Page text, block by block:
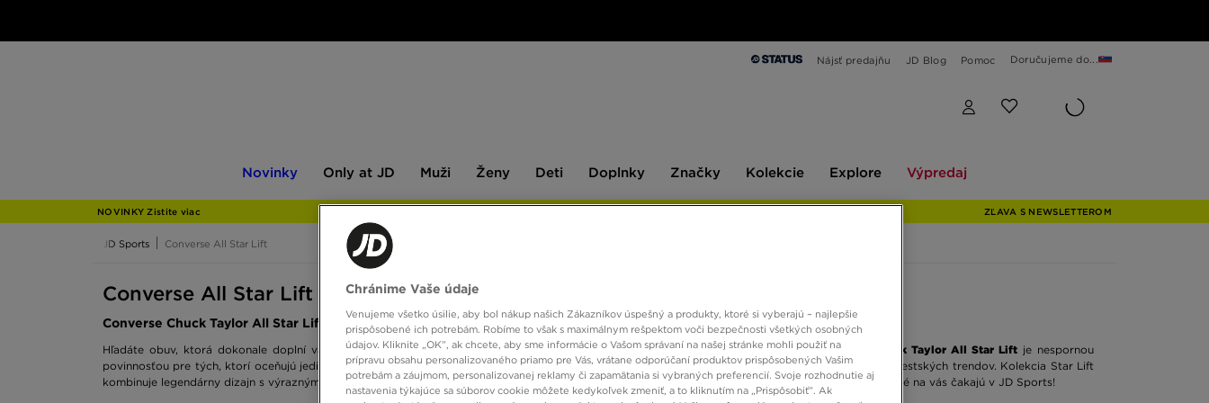
Nájsť predajňu JD Blog Pomoc Doručujeme do...
Novinky
JD
Only at JD Muži Ženy Deti Doplnky Značky Kolekcie Explore Výpredaj
NOVINKY Zistite viac ZĽAVA S NEWSLETTEROM
JD Sports Converse All Star Lift
Converse All Star Lift
Converse Chuck Taylor All Star Lift v JD Sports
Hľadáte obuv, ktorá dokonale doplní váš jedinečný štýl? Niečo iné ako sú klasické tenisky? Máme niečo, čo vás určite zaujme.Converse Chuck Taylor All Star Liftje nespornou
povinnosťou pre tých, ktorí oceňujú jedinečnosť a pohodlie. Legendárne tenisky Chuck Taylor All Star dostali modernú podobu, ktorá zapadá do mestských trendov. Kolekcia Star Lift
kombinuje legendárny dizajn s výrazným spracovaním, vďaka ktorému sa stane nevyhnutnou súčasťou každého šatníka. Objavte všetky varianty, ktoré na vás čakajú v JD Sports!
Chránime Vaše údaje
Venujeme všetko úsilie, aby bol nákup našich Zákazníkov úspešný a produkty, ktoré si vyberajú – najlepšie
prispôsobené ich potrebám. Robíme to však s maximálnym rešpektom voči bezpečnosti všetkých osobných
údajov. Kliknite „OK”, ak chcete, aby sme informácie o Vašom správaní na našej stránke mohli použiť na
prípravu obsahu personalizovaného priamo pre Vás, vrátane odporúčaní produktov prispôsobených Vašim
potrebám a záujmom, personalizovanej reklamy či zapamätania si vybraných preferencií. Svoje rozhodnutie aj
nastavenia týkajúce sa súborov cookie môžete kedykoľvek zmeniť, a to kliknutím na „Prispôsobiť”. Ak